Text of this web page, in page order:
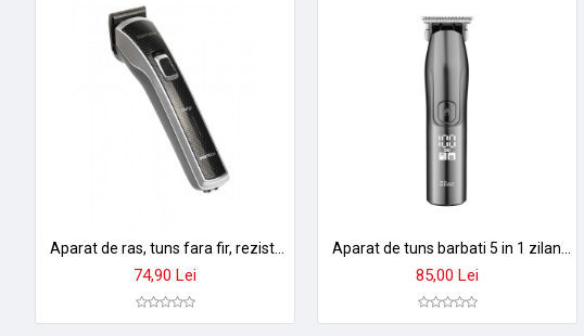
Aparat de ras, tuns fara fir, rezistent la apa, Pritech - PR1723
74,90 Lei
Aparat de tuns barbati 5 in 1 zilan zln8641, reincarcabil usb, trimmer electric rezistent la apa ipx7, 4 dimensiuni de taiere
85,00 Lei